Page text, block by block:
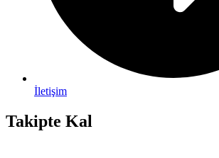
İletişim
Takipte Kal